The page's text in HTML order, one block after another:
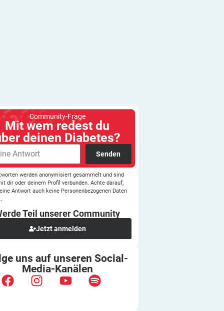
Community-Frage
Mit wem redest du
deinen Diabetes?
Senden
werden anonymisiert gesammelt und sind
dir oder deinem Profil verbunden. Achte darauf,
Antwort auch keine Personenbezogenen Daten
Teil unsererCommunity
Jetzt anmelden
uns auf unserenSocial-
Media-Kanälen